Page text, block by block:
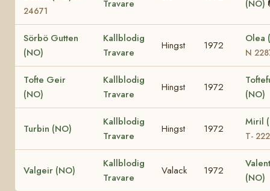
24671
Travare
(NO)
Sörbö Gutten
(NO)
Kallblodig
Travare
Hingst 1972
Olea
N
Tofte Geir
(NO)
Kallblodig
Travare
Hingst 1972
(NO)
Turbin (NO)
Kallblodig
Travare
Hingst 1972
Miril
T-
Valgeir (NO)
Kallblodig
Travare
Valack 1972
(NO)